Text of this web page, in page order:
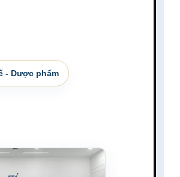
- Dược phẩm